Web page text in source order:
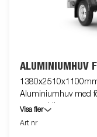
ALUMINIUMHUV
Aluminiumhuv med
mer stabil.
Visa fler
Art nr